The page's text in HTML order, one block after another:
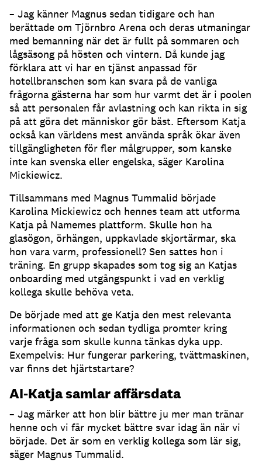
– Jag känner Magnus sedan tidigare och han
berättade om Tjörnbro Arena och deras utmaningar
med bemanning när det är fullt på sommaren och
lågsäsong på hösten och vintern. Då kunde jag
förklara att vi har en tjänst anpassad för
hotellbranschen som kan svara på de vanliga
frågorna gästerna har som hur varmt det är i poolen
så att personalen får avlastning och kan rikta in sig
på att göra det människor gör bäst. Eftersom Katja
också kan världens mest använda språk ökar även
tillgängligheten för fler målgrupper, som kanske
inte kan svenska eller engelska, säger Karolina
Mickiewicz.
Tillsammans med Magnus Tummalid började
Karolina Mickiewicz och hennes team att utforma
Katja på Namemes plattform. Skulle hon ha
glasögon, örhängen, uppkavlade skjortärmar, ska
hon vara varm, professionell? Sen sattes hon i
träning. En grupp skapades som tog sig an Katjas
onboarding med utgångspunkt i vad en verklig
kollega skulle behöva veta.
De började med att ge Katja den mest relevanta
informationen och sedan tydliga promter kring
varje fråga som skulle kunna tänkas dyka upp.
Exempelvis: Hur fungerar parkering, tvättmaskinen,
var finns det hjärtstartare?
AI-Katja samlar affärsdata
– Jag märker att hon blir bättre ju mer man tränar
henne och vi får mycket bättre svar idag än när vi
började. Det är som en verklig kollega som lär sig,
säger Magnus Tummalid.